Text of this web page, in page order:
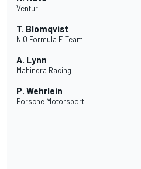
Venturi
T. Blomqvist
NIO Formula E Team
A. Lynn
Mahindra Racing
P. Wehrlein
Porsche Motorsport